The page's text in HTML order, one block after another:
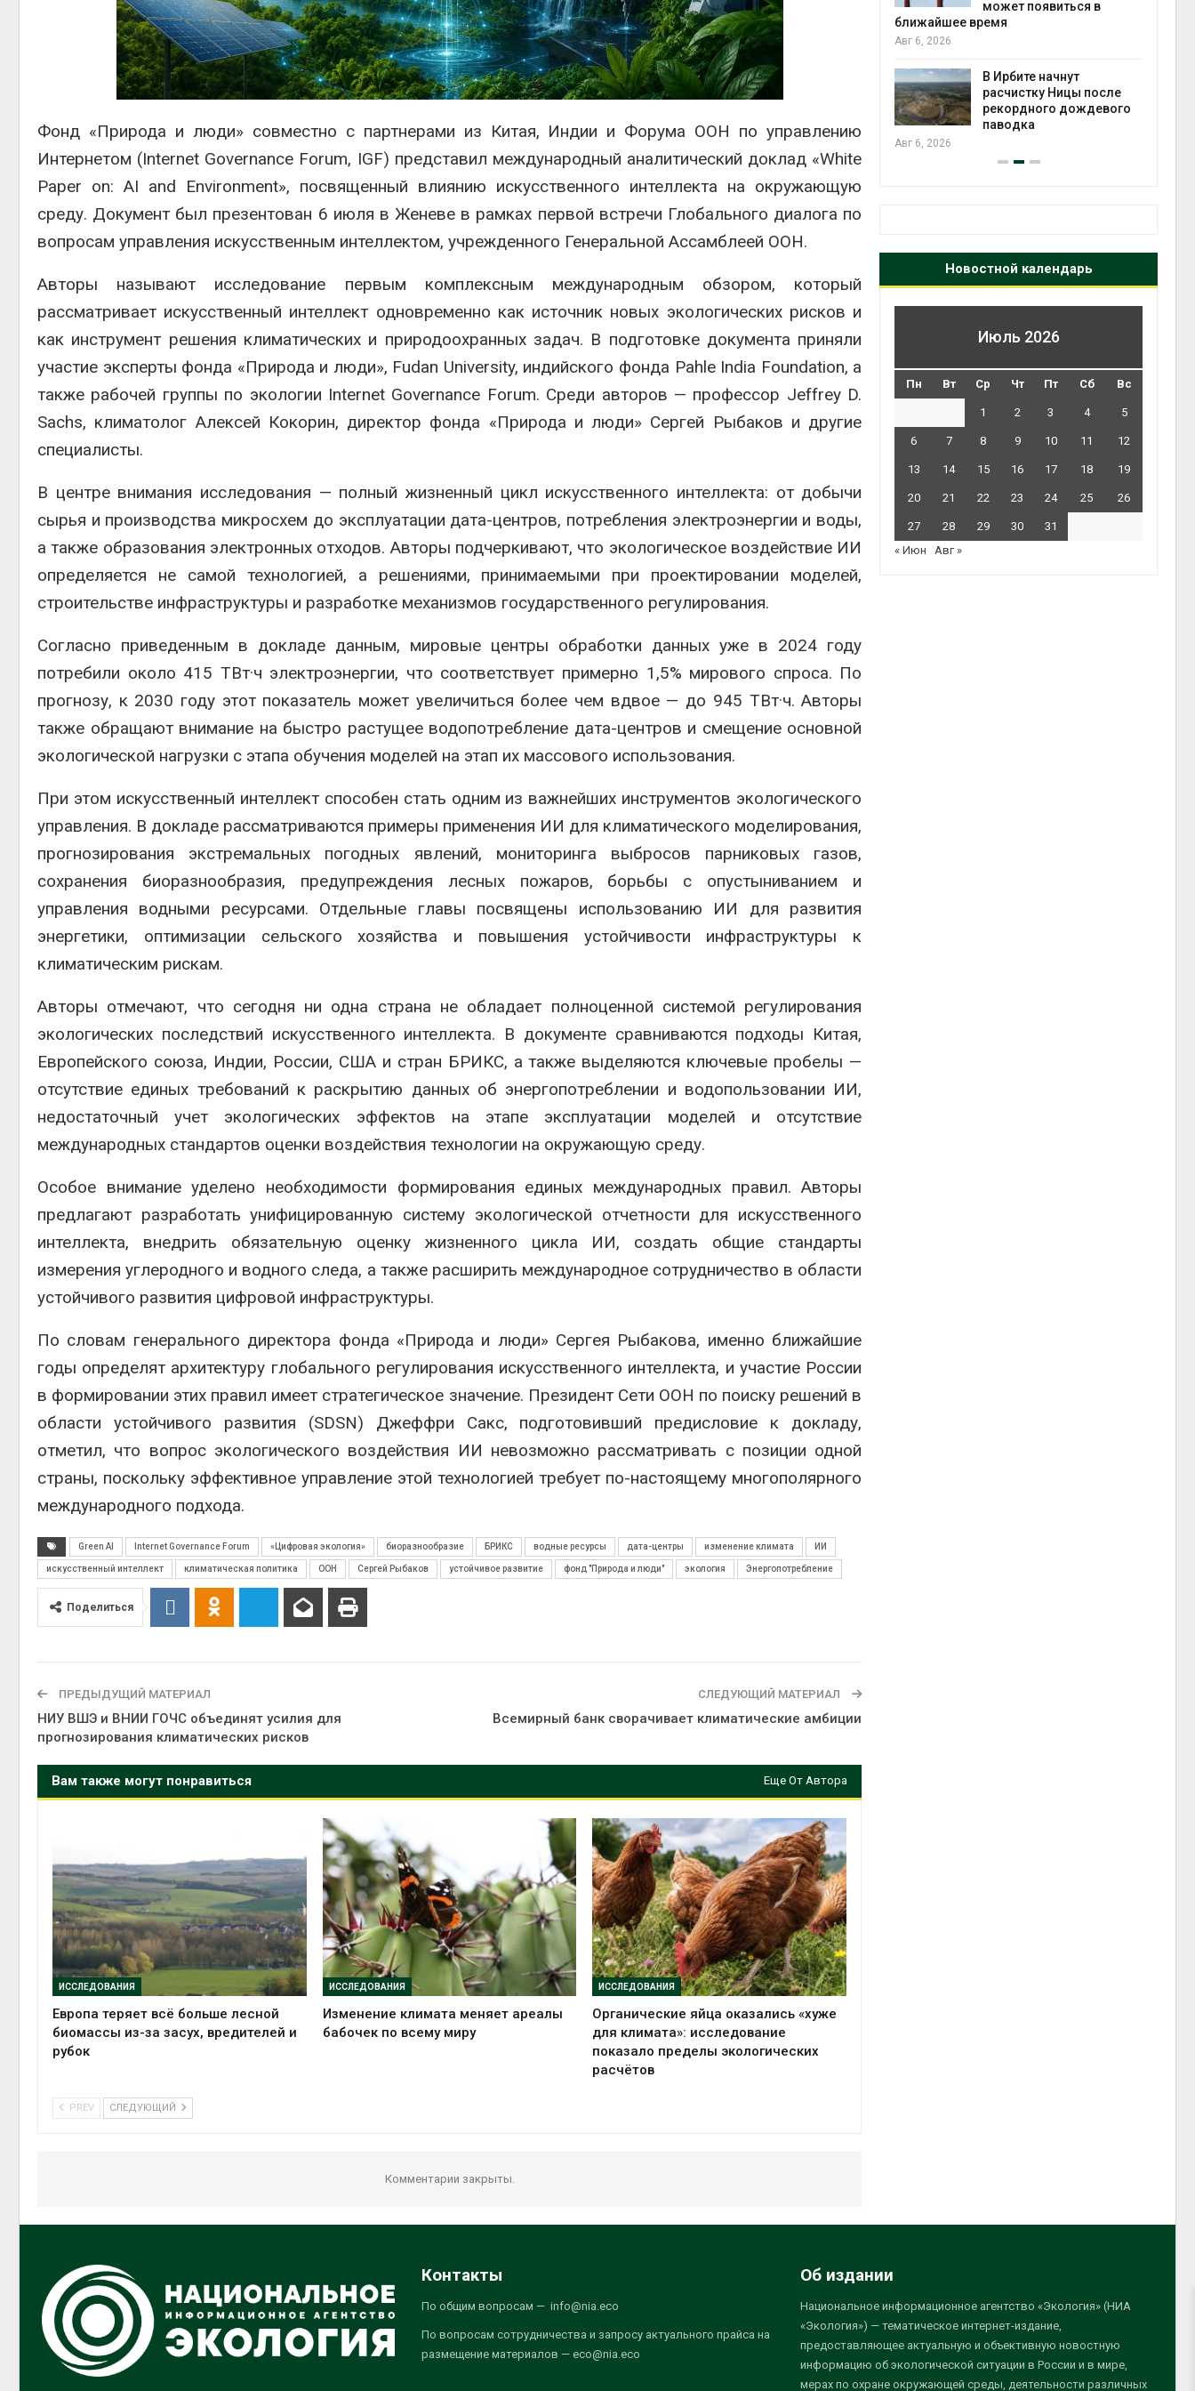
Фонд «Природа и люди» совместно с партнерами из Китая, Индии и Форума ООН по управлению
Интернетом (Internet Governance Forum, IGF) представил международный аналитический доклад «White
Paper on: AI and Environment», посвященный влиянию искусственного интеллекта на окружающую
среду. Документ был презентован 6 июля в Женеве в рамках первой встречи Глобального диалога по
вопросам управления искусственным интеллектом, учрежденного Генеральной Ассамблеей ООН.
Авторы называют исследование первым комплексным международным обзором, который
рассматривает искусственный интеллект одновременно как источник новых экологических рисков и
как инструмент решения климатических и природоохранных задач. В подготовке документа приняли
участие эксперты фонда «Природа и люди», Fudan University, индийского фонда Pahle India Foundation, а
также рабочей группы по экологии Internet Governance Forum. Среди авторов — профессор Jeffrey D.
Sachs, климатолог Алексей Кокорин, директор фонда «Природа и люди» Сергей Рыбаков и другие
специалисты.
В центре внимания исследования — полный жизненный цикл искусственного интеллекта: от добычи
сырья и производства микросхем до эксплуатации дата-центров, потребления электроэнергии и воды,
а также образования электронных отходов. Авторы подчеркивают, что экологическое воздействие ИИ
определяется не самой технологией, а решениями, принимаемыми при проектировании моделей,
строительстве инфраструктуры и разработке механизмов государственного регулирования.
Согласно приведенным в докладе данным, мировые центры обработки данных уже в 2024 году
потребили около 415 ТВт·ч электроэнергии, что соответствует примерно 1,5% мирового спроса. По
прогнозу, к 2030 году этот показатель может увеличиться более чем вдвое — до 945 ТВт·ч. Авторы
также обращают внимание на быстро растущее водопотребление дата-центров и смещение основной
экологической нагрузки с этапа обучения моделей на этап их массового использования.
При этом искусственный интеллект способен стать одним из важнейших инструментов экологического
управления. В докладе рассматриваются примеры применения ИИ для климатического моделирования,
прогнозирования экстремальных погодных явлений, мониторинга выбросов парниковых газов,
сохранения биоразнообразия, предупреждения лесных пожаров, борьбы с опустыниванием и
управления водными ресурсами. Отдельные главы посвящены использованию ИИ для развития
энергетики, оптимизации сельского хозяйства и повышения устойчивости инфраструктуры к
климатическим рискам.
Авторы отмечают, что сегодня ни одна страна не обладает полноценной системой регулирования
экологических последствий искусственного интеллекта. В документе сравниваются подходы Китая,
Европейского союза, Индии, России, США и стран БРИКС, а также выделяются ключевые пробелы —
отсутствие единых требований к раскрытию данных об энергопотреблении и водопользовании ИИ,
недостаточный учет экологических эффектов на этапе эксплуатации моделей и отсутствие
международных стандартов оценки воздействия технологии на окружающую среду.
Особое внимание уделено необходимости формирования единых международных правил. Авторы
предлагают разработать унифицированную систему экологической отчетности для искусственного
интеллекта, внедрить обязательную оценку жизненного цикла ИИ, создать общие стандарты
измерения углеродного и водного следа, а также расширить международное сотрудничество в области
устойчивого развития цифровой инфраструктуры.
По словам генерального директора фонда «Природа и люди» Сергея Рыбакова, именно ближайшие
годы определят архитектуру глобального регулирования искусственного интеллекта, и участие России
в формировании этих правил имеет стратегическое значение. Президент Сети ООН по поиску решений в
области устойчивого развития (SDSN) Джеффри Сакс, подготовивший предисловие к докладу,
отметил, что вопрос экологического воздействия ИИ невозможно рассматривать с позиции одной
страны, поскольку эффективное управление этой технологией требует по-настоящему многополярного
международного подхода.
Green AI Internet Governance Forum «Цифровая экология» биоразнообразие БРИКС водные ресурсы дата-центры изменение климата ИИ
искусственный интеллект климатическая политика ООН Сергей Рыбаков устойчивое развитие фонд "Природа и люди" экология Энергопотребление
Поделиться
ПРЕДЫДУЩИЙ МАТЕРИАЛ
НИУ ВШЭ и ВНИИ ГОЧС объединят усилия для
прогнозирования климатических рисков
СЛЕДУЮЩИЙ МАТЕРИАЛ
Всемирный банк сворачивает климатические амбиции
Вам также могут понравиться Еще От Автора
ИССЛЕДОВАНИЯ
Европа теряет всё больше лесной
биомассы из-за засух, вредителей и
рубок
ИССЛЕДОВАНИЯ
Изменение климата меняет ареалы
бабочек по всему миру
ИССЛЕДОВАНИЯ
Органические яйца оказались «хуже
для климата»: исследование
показало пределы экологических
расчётов
PREV СЛЕДУЮЩИЙ
Комментарии закрыты.
Авг 5, 2026
Суд запретил
использовать
крокодилов для охраны
израильской тюрьмы
сентябре
Авг 6, 2026
Европа теряет всё
больше лесной
биомассы из-за засух,
Авг 6, 2026
может появиться в
ближайшее время
Авг 6, 2026
В Ирбите начнут
расчистку Ницы после
рекордного дождевого
паводка
Авг 6, 2026
Новостной календарь
Июль 2026
Пн Вт Ср Чт Пт Сб Вс
1 2 3 4 5
6 7 8 9 10 11 12
13 14 15 16 17 18 19
20 21 22 23 24 25 26
27 28 29 30
31
« Июн
Авг »
Контакты
По общим вопросам — info@nia.eco
По вопросам сотрудничества и запросу актуального прайса на
размещение материалов — eco@nia.eco
Об издании
Национальное информационное агентство «Экология» (НИА
«Экология») — тематическое интернет-издание,
предоставляющее актуальную и объективную новостную
информацию об экологической ситуации в России и в мире,
мерах по охране окружающей среды, деятельности различных